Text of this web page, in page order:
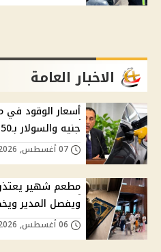
الاخبار العامة
جنيه والسولار بـ20.50 جنيه
مطعم شهير
ويفصل المدير